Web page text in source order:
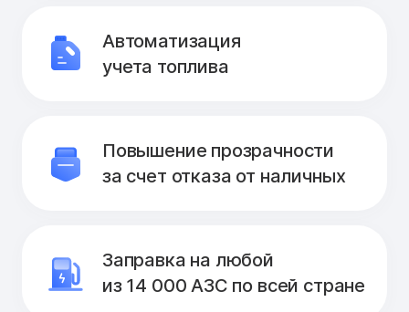
Автоматизация
учета топлива
Повышение прозрачности
за счет отказа от наличных
Заправка на любой
из 14 000 АЗС по всей стране